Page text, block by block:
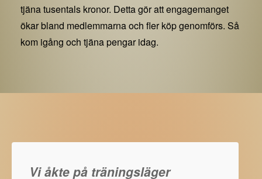
tjäna tusentals kronor. Detta gör att engagemanget
ökar bland medlemmarna och fler köp genomförs. Så
kom igång och tjäna pengar idag.
Vi åkte på träningsläger